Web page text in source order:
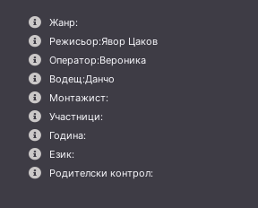
Жанр:
Режисьор:Явор Цаков
Оператор:Вероника
Водещ:Данчо
Монтажист:
Участници:
Година:
Език:
Родителски контрол: